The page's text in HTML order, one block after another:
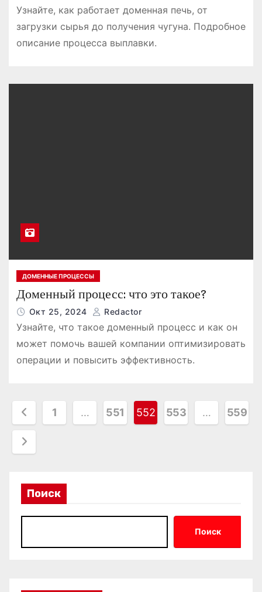
Узнайте, как работает доменная печь, от
загрузки сырья до получения чугуна. Подробное
описание процесса выплавки.
ДОМЕННЫЕ ПРОЦЕССЫ
Доменный процесс: что это такое?
Окт 25, 2024 Redactor
Узнайте, что такое доменный процесс и как он
может помочь вашей компании оптимизировать
операции и повысить эффективность.
П
г
1 … 551 552 553 … 559
Поиск
Поиск